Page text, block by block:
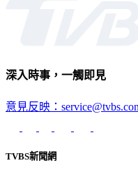
深入時事，一觸即見
意見反映：
TVBS新聞網